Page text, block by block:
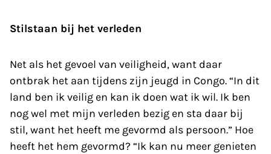
Stilstaan bij het verleden
Net als het gevoel van veiligheid, want daar
ontbrak het aan tijdens zijn jeugd in Congo. “In dit
land ben ik veilig en kan ik doen wat ik wil. Ik ben
nog wel met mijn verleden bezig en sta daar bij
stil, want het heeft me gevormd als persoon.” Hoe
heeft het hem gevormd? “Ik kan nu meer genieten